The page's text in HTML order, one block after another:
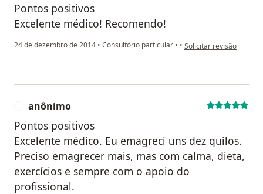
Pontos positivos
Excelente médico! Recomendo!
24 de dezembro de 2014 • Consultório particular • • na opinião do utilizador
Solicitar revisão
anônimo
Pontos positivos
Excelente médico. Eu emagreci uns dez quilos.
Preciso emagrecer mais, mas com calma, dieta,
exercícios e sempre com o apoio do
profissional.